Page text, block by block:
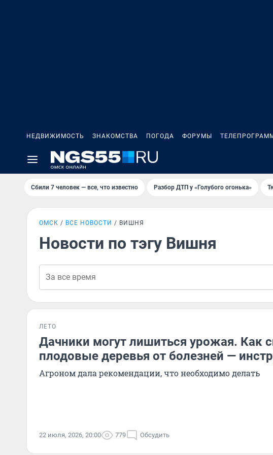
НЕДВИЖИМОСТЬ ЗНАКОМСТВА ПОГОДА ФОРУМЫ
Сбили 7 человек — все, что известно Разбор ДТП у «Голубого огонька»
ОМСК ВСЕ НОВОСТИ ВИШНЯ
Новости по тэгу Вишня
ЛЕТО
Дачники могут лишиться урожая. Как
плодовые деревья от болезней —
Агроном дала рекомендации, что необходимо делать
22 июля, 2026, 20:00 779 Обсудить